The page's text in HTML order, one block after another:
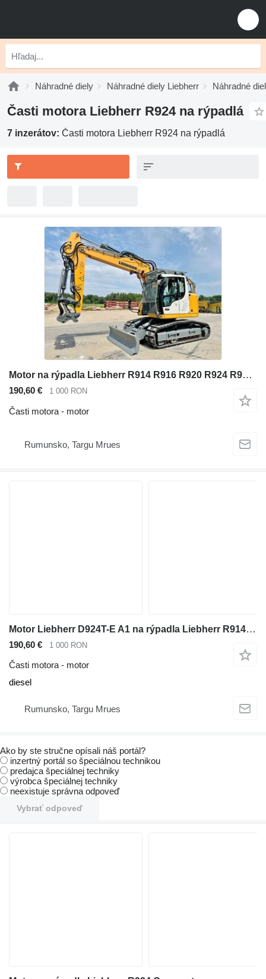
Náhradné diely Náhradné diely Liebherr Náhradné
Časti motora Liebherr R924 na rýpadlá
7 inzerátov: Časti motora Liebherr R924 na rýpadlá
Motor na rýpadla Liebherr R914 R916 R920 R924 R926 R934
190,60 € 1 000 RON
Časti motora - motor
Rumunsko, Targu Mrues
Motor Liebherr D924T-E A1 na rýpadla Liebherr R914 R924 A914 A924
190,60 € 1 000 RON
Časti motora - motor
diesel
Rumunsko, Targu Mrues
Ako by ste stručne opísali náš portál?
inzertný portál so špeciálnou technikou
predajca špeciálnej techniky
výrobca špeciálnej techniky
neexistuje správna odpoveď
Vybrať odpoveď